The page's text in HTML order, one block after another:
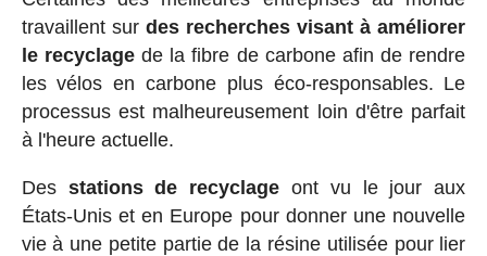
travaillent surdes recherches visant à améliorer
le recyclagede la fibre de carbone afin de rendre
les vélos en carbone plus éco-responsables. Le
processus est malheureusement loin d'être parfait
à l'heure actuelle.
Des stations de recyclage ont vu le jour aux
États-Unis et en Europe pour donner une nouvelle
vie à une petite partie de la résine utilisée pour lier